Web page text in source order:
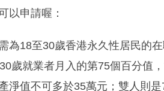
以申請喔：
需為18至30歲香港永久性居民的
歲就業者月入的第75個百分值
淨值不可多於35萬元；雙人則是